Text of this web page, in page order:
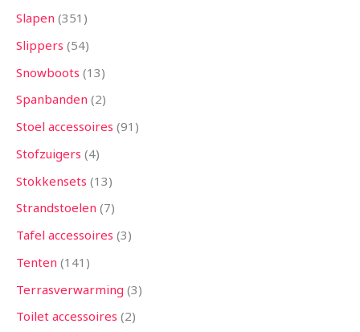
Slapen 351
Slippers 54
Snowboots 13
Spanbanden 2
Stoel accessoires 91
Stofzuigers 4
Stokkensets 13
Strandstoelen 7
Tafel accessoires 3
Tenten 141
Terrasverwarming 3
Toilet accessoires 2